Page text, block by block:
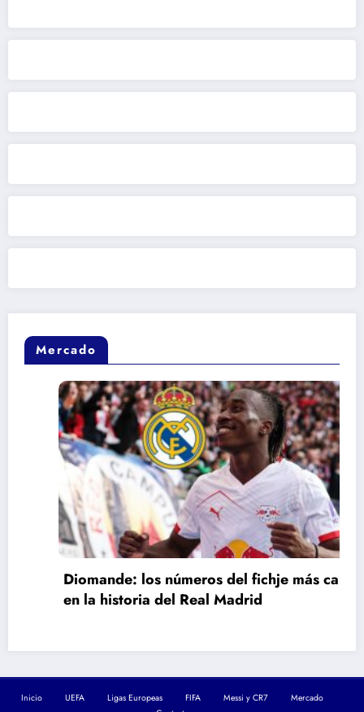
Mercado
Diomande: los números del fichje más caro
en la historia del Real Madrid
Inicio UEFA Ligas Europeas FIFA Messi y CR7
Mercado